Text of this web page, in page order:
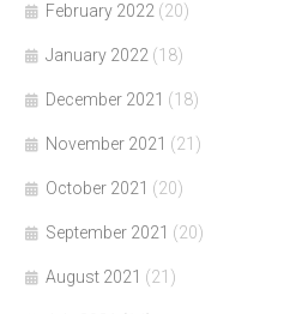
February 2022 (20)
January 2022 (18)
December 2021 (18)
November 2021 (21)
October 2021 (20)
September 2021 (20)
August 2021 (21)